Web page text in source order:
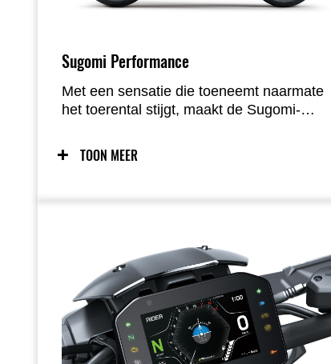
Sugomi Performance
Met een sensatie die toeneemt naarmate
het toerental stijgt, maakt de Sugomi-
intense ervaring. De directe gasrespons
van de krachtige vier-in-lijn wordt perfect in
TOON MEER